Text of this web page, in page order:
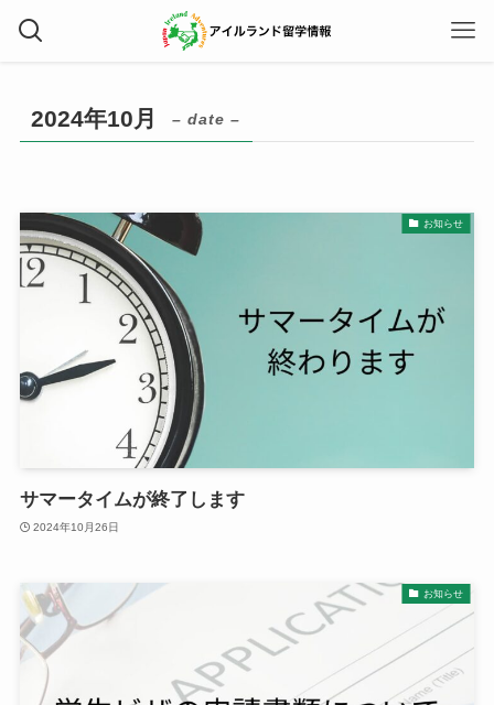
2024年10月 – date –
お知らせ
サマータイムが終了します
2024年10月26日
お知らせ